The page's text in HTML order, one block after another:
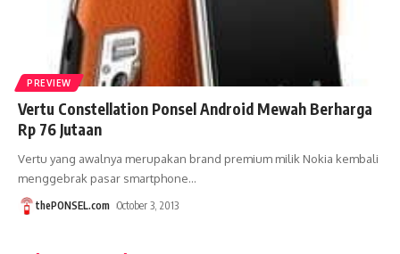
PREVIEW
Vertu Constellation Ponsel Android Mewah Berharga
Rp 76 Jutaan
Vertu yang awalnya merupakan brand premium milik Nokia kembali
menggebrak pasar smartphone…
thePONSEL.com October 3, 2013